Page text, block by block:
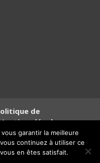
de
légales
Route de Gascogne, 33490 Saint
Clairoix, France. RCS
garantir la meilleure
continuez à utiliser ce
en êtes satisfait.